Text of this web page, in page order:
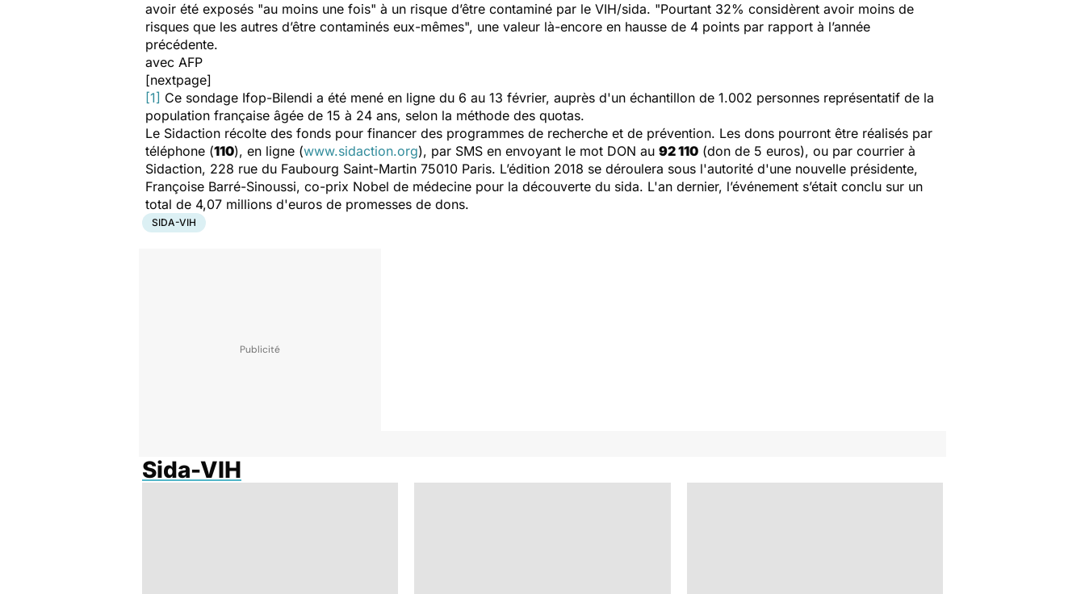
avoir été exposés "au moins une fois" à un risque d’être contaminé par le VIH/sida. "Pourtant 32% considèrent avoir moins de
risques que les autres d’être contaminés eux-mêmes", une valeur là-encore en hausse de 4 points par rapport à l’année
précédente.
avec AFP
[nextpage]
[1] Ce sondage Ifop-Bilendi a été mené en ligne du 6 au 13 février, auprès d'un échantillon de 1.002 personnes représentatif de la
population française âgée de 15 à 24 ans, selon la méthode des quotas.
Le Sidaction récolte des fonds pour financer des programmes de recherche et de prévention. Les dons pourront être réalisés par
téléphone (110), en ligne (www.sidaction.org), par SMS en envoyant le mot DON au 92 110 (don de 5 euros), ou par courrier à
Sidaction, 228 rue du Faubourg Saint-Martin 75010 Paris. L’édition 2018 se déroulera sous l'autorité d'une nouvelle présidente,
Françoise Barré-Sinoussi, co-prix Nobel de médecine pour la découverte du sida. L'an dernier, l’événement s’était conclu sur un
total de 4,07 millions d'euros de promesses de dons.
SIDA-VIH
Sida-VIH